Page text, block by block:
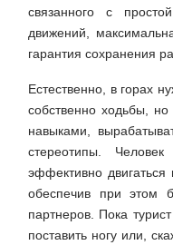
связанного с
движений,
гарантия сохранения
Естественно, в горах
собственно ходьбы,
навыками,
стереотипы.
эффективно
обеспечив при этом
партнеров. Пока
поставить ногу или,